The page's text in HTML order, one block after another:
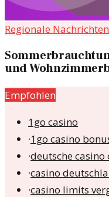
Regionale Nachrichten
und
Empfohlen
1go casino
·1go casino
·deutsche casino
·casino
·casino limits